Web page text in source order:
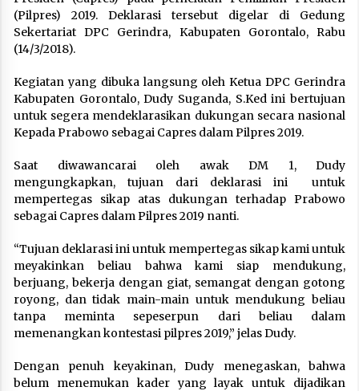
(Pilpres) 2019. Deklarasi tersebut digelar di Gedung
Sekertariat DPC Gerindra, Kabupaten Gorontalo, Rabu
(14/3/2018).
Kegiatan yang dibuka langsung oleh Ketua DPC Gerindra
Kabupaten Gorontalo, Dudy Suganda, S.Ked ini bertujuan
untuk segera mendeklarasikan dukungan secara nasional
Kepada Prabowo sebagai Capres dalam Pilpres 2019.
Saat diwawancarai oleh awak DM 1, Dudy
mengungkapkan, tujuan dari deklarasi ini untuk
mempertegas sikap atas dukungan terhadap Prabowo
sebagai Capres dalam Pilpres 2019 nanti.
“Tujuan deklarasi ini untuk mempertegas sikap kami untuk
meyakinkan beliau bahwa kami siap mendukung,
berjuang, bekerja dengan giat, semangat dengan gotong
royong, dan tidak main-main untuk mendukung beliau
tanpa meminta sepeserpun dari beliau dalam
memenangkan kontestasi pilpres 2019,” jelas Dudy.
Dengan penuh keyakinan, Dudy menegaskan, bahwa
belum menemukan kader yang layak untuk dijadikan